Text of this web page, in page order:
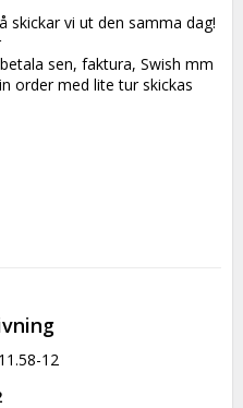
skickar vi ut den samma dag!
sen, faktura, Swish mm
order med lite tur skickas
12